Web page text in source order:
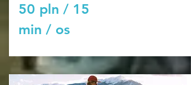
50 pln / 15
min / os